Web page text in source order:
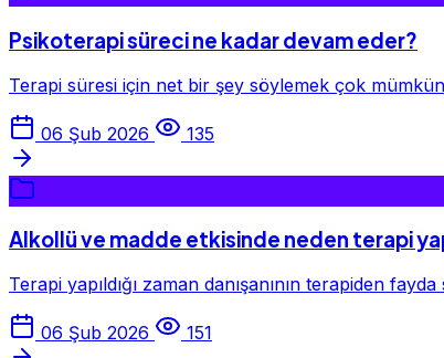
Psikoterapi süreci ne kadar devam eder?
Terapi süresi için net bir şey söylemek çok mümkün
06 Şub 2026 135
Alkollü ve madde etkisinde neden terapi
Terapi yapıldığı zaman danışanının terapiden
06 Şub 2026 151